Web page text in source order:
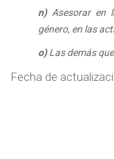
n)Asesorar en
género, en las
o)Las demás
Fecha de